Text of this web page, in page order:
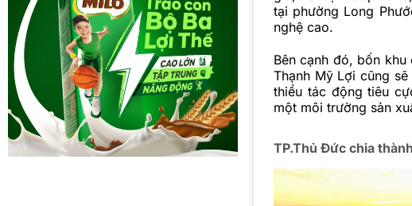
tại phường Long
nghệ cao.
Bên cạnh đó, bốn khu
Thạnh Mỹ Lợi cũng
thiểu tác động tiêu
một môi trường sản
TP.Thủ Đức chia